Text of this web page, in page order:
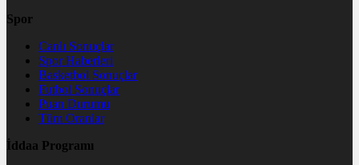
Spor
Canlı Sonuçlar
Spor Haberleri
Basketbol Sonuçlar
Futbol Sonuçlar
Puan Durumu
Tüm Oranlar
İddaa Programı